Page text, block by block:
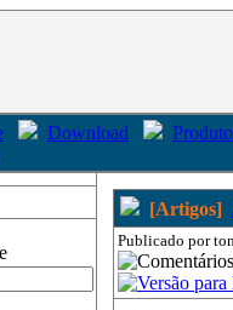
Download
[Artigos]
Publicado por